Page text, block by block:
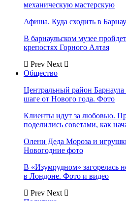
механическую мастерскую
Афиша. Куда сходить в
В барнаульском музее
крепостях Горного Алтая
Prev Next
Общество
Центральный район Барнаула
шаге от Нового года. Фото
Клиенты идут за любовью.
поделились советами, как
Олени Деда Мороза и
Новогодние фото
В «Изумрудном» загорелась
в Лондоне. Фото и видео
Prev Next